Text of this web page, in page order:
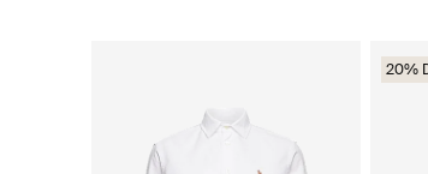
20%